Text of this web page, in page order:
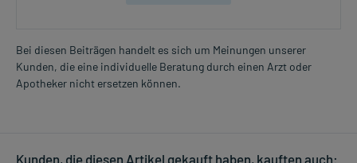
Bei diesen Beiträgen handelt es sich um Meinungen unserer
Kunden, die eine individuelle Beratung durch einen Arzt oder
Apotheker nicht ersetzen können.
Kunden, die diesen Artikel gekauft haben, kauften auch: